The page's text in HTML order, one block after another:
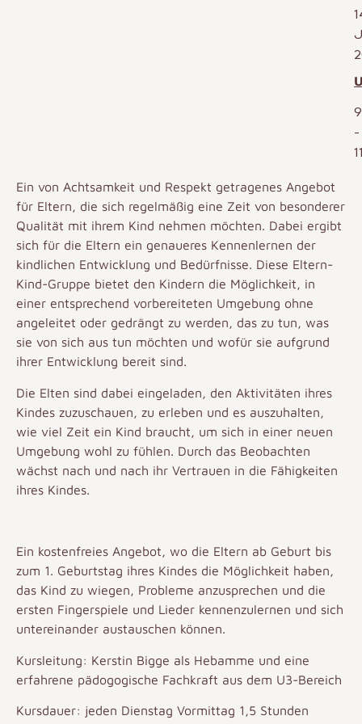
-
Ein von Achtsamkeit und Respekt getragenes Angebot
für Eltern, die sich regelmäßig eine Zeit von besonderer
Qualität mit ihrem Kind nehmen möchten. Dabei ergibt
sich für die Eltern ein genaueres Kennenlernen der
kindlichen Entwicklung und Bedürfnisse. Diese Eltern-
Kind-Gruppe bietet den Kindern die Möglichkeit, in
einer entsprechend vorbereiteten Umgebung ohne
angeleitet oder gedrängt zu werden, das zu tun, was
sie von sich aus tun möchten und wofür sie aufgrund
ihrer Entwicklung bereit sind.
Die Elten sind dabei eingeladen, den Aktivitäten ihres
Kindes zuzuschauen, zu erleben und es auszuhalten,
wie viel Zeit ein Kind braucht, um sich in einer neuen
Umgebung wohl zu fühlen. Durch das Beobachten
wächst nach und nach ihr Vertrauen in die Fähigkeiten
ihres Kindes.
Ein kostenfreies Angebot, wo die Eltern ab Geburt bis
zum 1. Geburtstag ihres Kindes die Möglichkeit haben,
das Kind zu wiegen, Probleme anzusprechen und die
ersten Fingerspiele und Lieder kennenzulernen und sich
untereinander austauschen können.
Kursleitung: Kerstin Bigge als Hebamme und eine
erfahrene pädogogische Fachkraft aus dem U3-Bereich
Kursdauer: jeden Dienstag Vormittag 1,5 Stunden